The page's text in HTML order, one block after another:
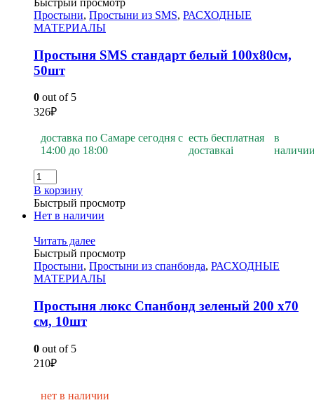
Простыни, Простыни из SMS, РАСХОДНЫЕ
МАТЕРИАЛЫ
Простыня SMS стандарт белый 100х80см,
50шт
0 out of 5
326₽
доставка по Самаре сегодня с
14:00 до 18:00
есть бесплатная
доставкаi
в
В корзину
Быстрый просмотр
Нет в наличии
Читать далее
Быстрый просмотр
Простыни, Простыни из спанбонда, РАСХОДНЫЕ
МАТЕРИАЛЫ
Простыня люкс Спанбонд зеленый 200 х70
см, 10шт
0 out of 5
210₽
нет в наличии